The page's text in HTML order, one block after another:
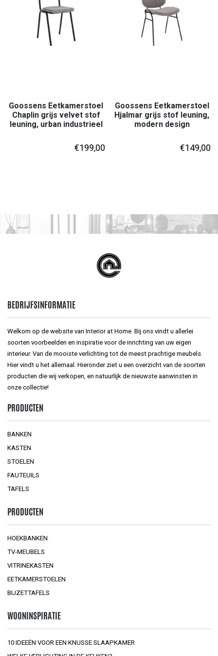
Goossens Eetkamerstoel
Chaplin grijs velvet stof
leuning, urban industrieel
€199,00
Goossens Eetkamerstoel
Hjalmar grijs stof leuning,
modern design
€149,00
BEDRIJFSINFORMATIE
Welkom op de website van Interior at Home. Bij ons vindt u allerlei
soorten voorbeelden en inspiratie voor de inrichting van uw eigen
interieur. Van de mooiste verlichting tot de meest prachtige meubels.
Hier vindt u het allemaal. Hieronder ziet u een overzicht van de soorten
producten die wij verkopen, en natuurlijk de nieuwste aanwinsten in
onze collectie!
PRODUCTEN
BANKEN
KASTEN
STOELEN
FAUTEUILS
TAFELS
PRODUCTEN
HOEKBANKEN
TV-MEUBELS
VITRINEKASTEN
EETKAMERSTOELEN
BIJZETTAFELS
WOONINSPIRATIE
10 IDEEËN VOOR EEN KNUSSE SLAAPKAMER